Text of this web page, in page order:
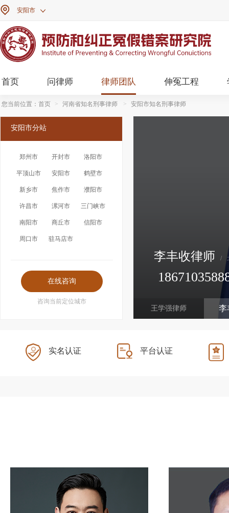
 安阳市 
首页 问律师 律师团队 伸冤工程
您当前位置： 首页 > 河南省知名刑事律师 > 安阳市知名刑事律师
安阳市分站
郑州市 开封市 洛阳市
平顶山市 安阳市 鹤壁市
新乡市 焦作市 濮阳市
许昌市 漯河市 三门峡市
南阳市 商丘市 信阳市
周口市 驻马店市
咨询当前定位城市
经济犯罪、企业家犯罪、刑事上诉
李丰收律师 /
王学强律师 李
实名认证 平台认证